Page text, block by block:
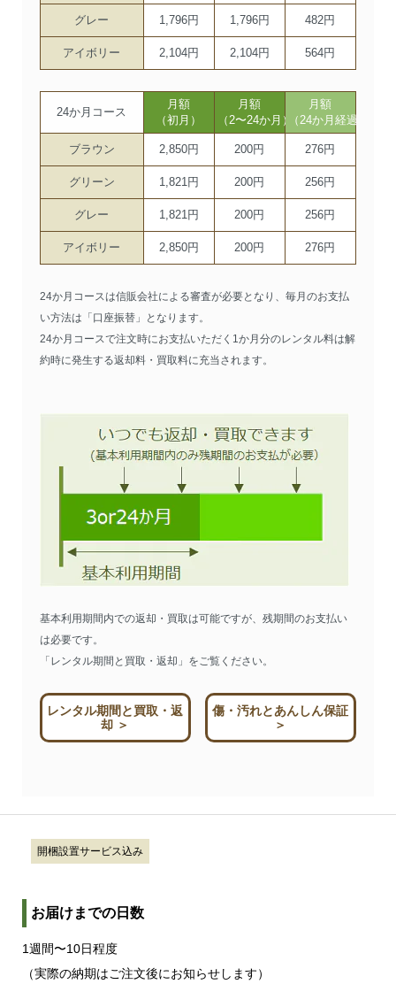
グレー 1,796円 1,796円 482円
アイボリー 2,104円 2,104円 564円
24か月コース
月額
（初月）
月額
（2〜24か月）
月額
（24か月経過後）
ブラウン 2,850円 200円 276円
グリーン 1,821円 200円 256円
グレー 1,821円 200円 256円
アイボリー 2,850円 200円 276円
24か月コースは信販会社による審査が必要となり、毎月のお支払
い方法は「口座振替」となります。
24か月コースで注文時にお支払いただく1か月分のレンタル料は解
約時に発生する返却料・買取料に充当されます。
基本利用期間内での返却・買取は可能ですが、残期間のお支払い
は必要です。
「レンタル期間と買取・返却」をご覧ください。
レンタル期間と買取・返
却 ＞
傷・汚れとあんしん保証
＞
開梱設置サービス込み
お届けまでの日数
1週間〜10日程度
（実際の納期はご注文後にお知らせします）